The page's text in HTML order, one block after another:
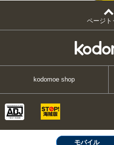
ページト
kodomoe shop
モバイル